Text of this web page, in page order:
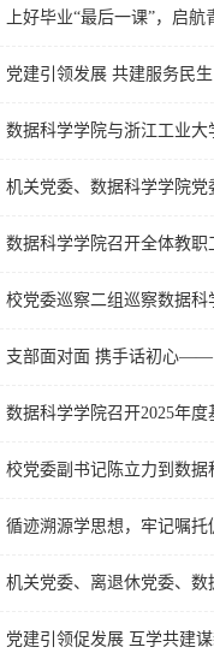
上好毕业“最后一课”，启
党建引领发展 共建服务民
数据科学学院与浙江工业
数据科学学院召开全体教
校党委巡察二组巡察数据
支部面对面 携手话初心——
数据科学学院召开2025年
校党委副书记陈立力到数
循迹溯源学思想，牢记嘱
机关党委、离退休党委、
党建引领促发展 互学共建